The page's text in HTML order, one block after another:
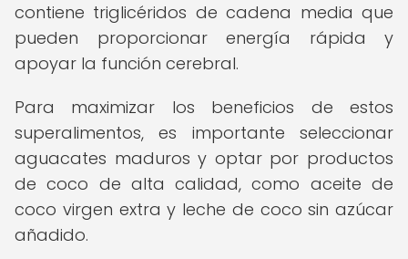
contiene triglicéridos de cadena media que
pueden proporcionar energía rápida y
apoyar la función cerebral.
Para maximizar los beneficios de estos
superalimentos, es importante seleccionar
aguacates maduros y optar por productos
de coco de alta calidad, como aceite de
coco virgen extra y leche de coco sin azúcar
añadido.